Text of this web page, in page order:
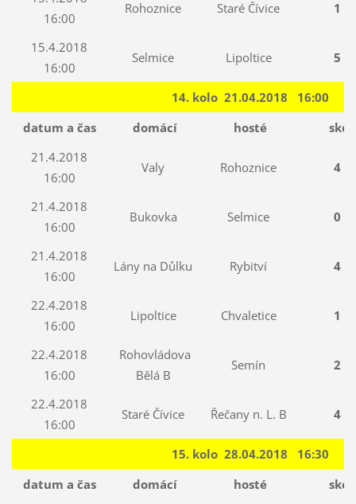
16:00
Rohoznice Staré Čívice 1 :
15.4.2018
16:00
Selmice Lipoltice 5 :
14. kolo 21.04.2018 16:00
datum a čas
domácí hosté
21.4.2018
16:00
Valy Rohoznice 4 :
21.4.2018
16:00
Bukovka Selmice 0 :
21.4.2018
16:00
Lány na Důlku Rybitví 4 :
22.4.2018
16:00
Lipoltice Chvaletice 1 :
22.4.2018
16:00
Rohovládova
Bělá B
Semín 2 :
22.4.2018
16:00
Staré Čívice Řečany n. L. B 4 :
15. kolo 28.04.2018 16:30
datum a čas
domácí hosté